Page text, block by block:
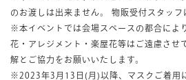
のお渡しは出来ません。
物販受付スタッフ
※本イベントでは会場スペースの都合によ
花・アレジメント・楽屋花等はご遠慮させ
解とご協力をお願いいたします。
※2023年3月13日(月)以降、マスクご着用